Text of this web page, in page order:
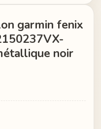
garmin fenix
noir